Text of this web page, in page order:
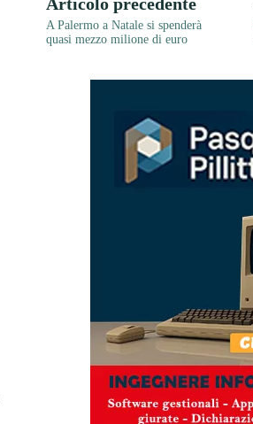
A Palermo a Natale si spenderà
quasi mezzo milione di euro